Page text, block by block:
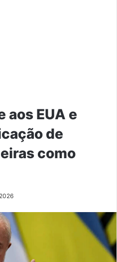
aos EUA e
de
como